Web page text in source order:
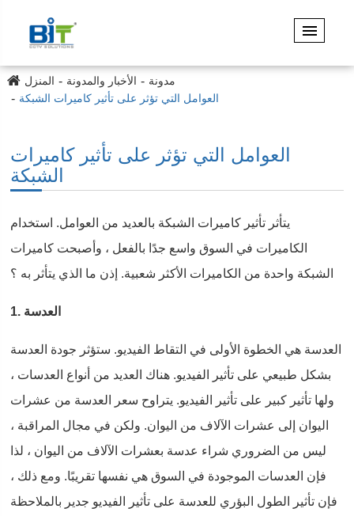
المنزل الأخبار والمدونة
مدونة
العوامل التي تؤثر على تأثير كاميرات الشبكة
العوامل التي تؤثر على تأثير كاميرات
الشبكة
يتأثر تأثير كاميرات الشبكة بالعديد من العوامل. استخدام
الكاميرات في السوق واسع جدًا بالفعل ، وأصبحت كاميرات
الشبكة واحدة من الكاميرات الأكثر شعبية. إذن ما الذي يتأثر به ؟
1. العدسة
العدسة هي الخطوة الأولى في التقاط الفيديو. ستؤثر جودة العدسة
بشكل طبيعي على تأثير الفيديو. هناك العديد من أنواع العدسات ،
ولها تأثير كبير على تأثير الفيديو. يتراوح سعر العدسة من عشرات
اليوان إلى عشرات الآلاف من اليوان. ولكن في مجال المراقبة ،
ليس من الضروري شراء عدسة بعشرات الآلاف من اليوان ، لذا
فإن العدسات الموجودة في السوق هي نفسها تقريبًا. ومع ذلك ،
فإن تأثير الطول البؤري للعدسة على تأثير الفيديو جدير بالملاحظة